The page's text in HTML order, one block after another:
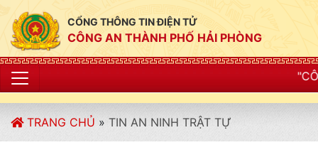
CỔNG THÔNG TIN ĐIỆN TỬ
CÔNG AN THÀNH PHỐ HẢI PHÒNG
"CÔNG AN
TRANG CHỦ » TIN AN NINH TRẬT TỰ